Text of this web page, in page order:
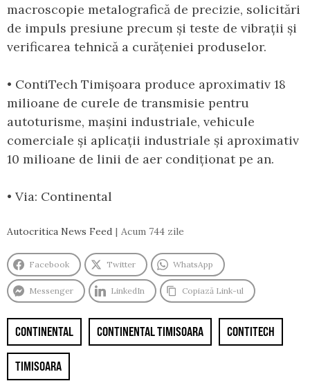
macroscopie metalografică de precizie, solicitări
de impuls presiune precum și teste de vibrații și
verificarea tehnică a curățeniei produselor.
• ContiTech Timișoara produce aproximativ 18
milioane de curele de transmisie pentru
autoturisme, mașini industriale, vehicule
comerciale și aplicații industriale și aproximativ
10 milioane de linii de aer condiționat pe an.
• Via: Continental
Autocritica News Feed Acum 744 zile
Facebook Twitter WhatsApp
Messenger LinkedIn Copiază Link-ul
CONTINENTAL CONTINENTAL TIMISOARA CONTITECH
TIMISOARA